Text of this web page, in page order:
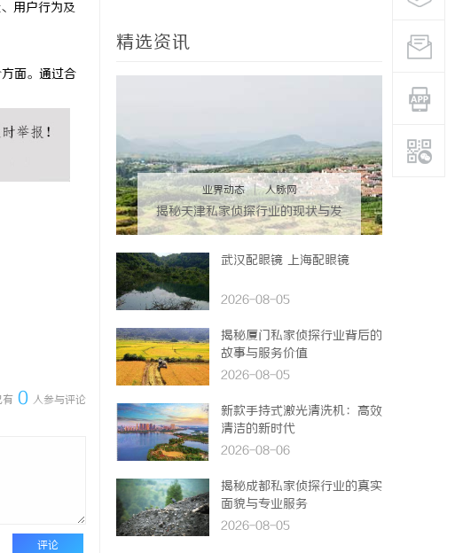
用户行为及
面。通过合
有 0 人参与评论
评论
精选资讯
业界动态 | 人脉网
揭秘天津私家侦探行业的现状与发
展趋势
武汉配眼镜 上海配眼镜
2026-08-05
揭秘厦门私家侦探行业背后的
故事与服务价值
2026-08-05
新款手持式激光清洗机：高效
清洁的新时代
2026-08-06
揭秘成都私家侦探行业的真实
面貌与专业服务
2026-08-05